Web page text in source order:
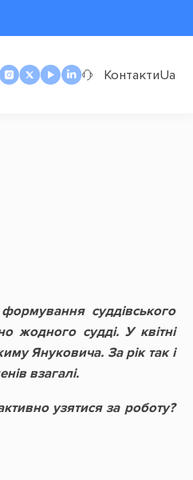
КонтактиUa
суддівського
жодного судді. У квітні
Януковича. За рік так і
взагалі.
узятися за роботу?